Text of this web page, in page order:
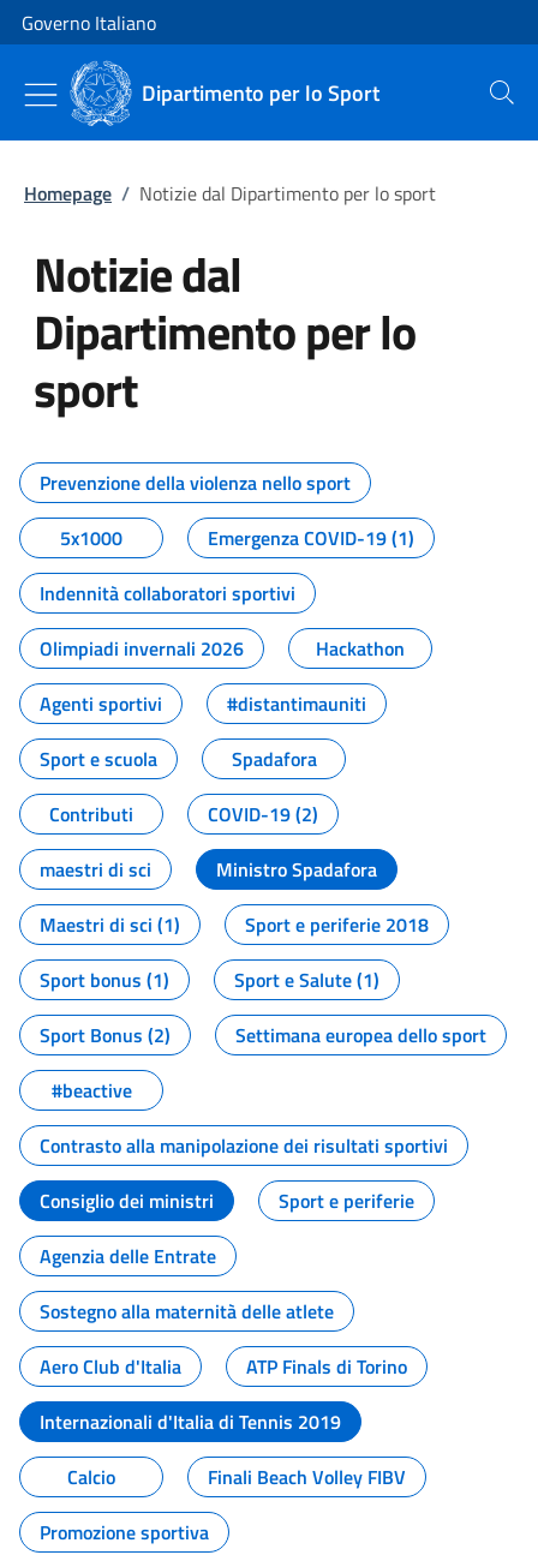
Vai al contenuto
Vai alla navigazione del sito
Governo Italiano
Dipartimento per lo Sport Cerca
Homepage / Notizie dal Dipartimento per lo sport
Notizie dal
Dipartimento per lo
sport
Tutti i contenuti della pagina
Prevenzione della violenza nello sport
5x1000
Emergenza COVID-19 (1)
Indennità collaboratori sportivi
Olimpiadi invernali 2026
Hackathon
Agenti sportivi
#distantimauniti
Sport e scuola
Spadafora
Contributi
COVID-19 (2)
maestri di sci
Ministro Spadafora
Maestri di sci (1)
Sport e periferie 2018
Sport bonus (1)
Sport e Salute (1)
Sport Bonus (2)
Settimana europea dello sport
#beactive
Contrasto alla manipolazione dei risultati sportivi
Consiglio dei ministri
Sport e periferie
Agenzia delle Entrate
Sostegno alla maternità delle atlete
Aero Club d'Italia
ATP Finals di Torino
Internazionali d'Italia di Tennis 2019
Calcio
Finali Beach Volley FIBV
Promozione sportiva